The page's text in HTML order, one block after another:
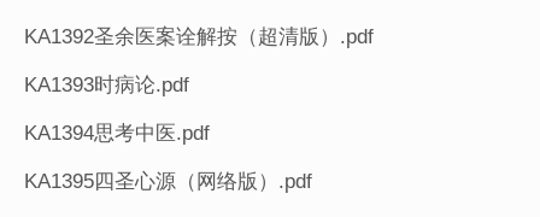
KA1392圣余医案诠解按（超清版）.pdf
KA1393时病论.pdf
KA1394思考中医.pdf
KA1395四圣心源（网络版）.pdf